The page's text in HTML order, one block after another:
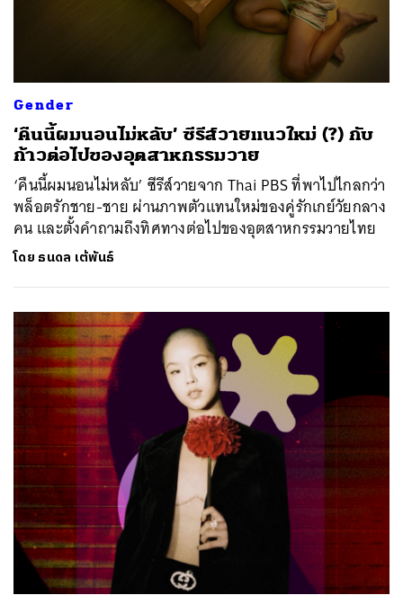
Gender
‘คืนนี้ผมนอนไม่หลับ’ ซีรีส์วายแนวใหม่ (?) กับ
ก้าวต่อไปของอุตสาหกรรมวาย
‘คืนนี้ผมนอนไม่หลับ’ ซีรีส์วายจาก Thai PBS ที่พาไปไกลกว่า
พล็อตรักชาย-ชาย ผ่านภาพตัวแทนใหม่ของคู่รักเกย์วัยกลาง
คน และตั้งคำถามถึงทิศทางต่อไปของอุตสาหกรรมวายไทย
โดย ธนดล เต้พันธ์